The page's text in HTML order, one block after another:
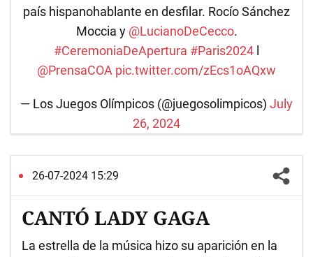
país hispanohablante en desfilar. Rocío Sánchez
Moccia y @LucianoDeCecco.
#CeremoniaDeApertura #Paris2024
@PrensaCOA pic.twitter.com/zEcs1oAQxw
— Los Juegos Olímpicos (@juegosolimpicos) July
26, 2024
26-07-2024 15:29
CANTÓ LADY GAGA
La estrella de la música hizo su aparición en la